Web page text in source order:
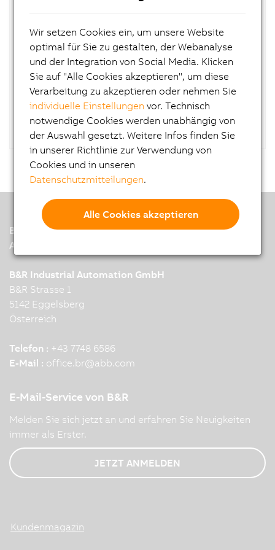
Microsoft OEM Windows Embedded Standard 7
Premium 64-Bit, Service Pack 1, Multilanguage;
für APC810 mit 945GME Chipsatz;
CompactFlash separat bestellen (mind. 16
GByte).
B&R
A member of the ABB Group
B&R Industrial Automation GmbH
B&R Strasse 1
5142 Eggelsberg
Österreich
Telefon : +43 7748 6586
E-Mail : office.br@abb.com
E-Mail-Service von B&R
Melden Sie sich jetzt an und erfahren Sie Neuigkeiten
immer als Erster.
JETZT ANMELDEN
Kundenmagazin
Wir setzen Cookies ein, um unsere Website
optimal für Sie zu gestalten, der Webanalyse
und der Integration von Social Media. Klicken
Sie auf "Alle Cookies akzeptieren", um diese
Verarbeitung zu akzeptieren oder nehmen Sie
individuelle Einstellungen vor. Technisch
notwendige Cookies werden unabhängig von
der Auswahl gesetzt. Weitere Infos finden Sie
in unserer Richtlinie zur Verwendung von
Cookies und in unseren
Datenschutzmitteilungen.
Alle Cookies akzeptieren